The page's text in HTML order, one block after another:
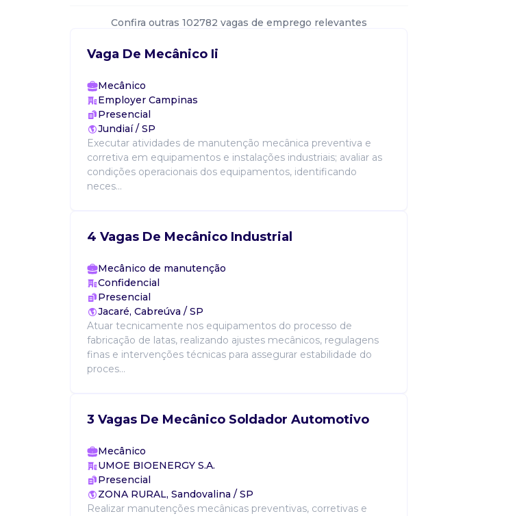
Confira outras 102782 vagas de emprego relevantes
Vaga De Mecânico Ii
Mecânico
Employer Campinas
Presencial
Jundiaí / SP
Executar atividades de manutenção mecânica preventiva e
corretiva em equipamentos e instalações industriais; avaliar as
condições operacionais dos equipamentos, identificando
neces...
4 Vagas De Mecânico Industrial
Mecânico de manutenção
Confidencial
Presencial
Jacaré, Cabreúva / SP
Atuar tecnicamente nos equipamentos do processo de
fabricação de latas, realizando ajustes mecânicos, regulagens
finas e intervenções técnicas para assegurar estabilidade do
proces...
3 Vagas De Mecânico Soldador Automotivo
Mecânico
UMOE BIOENERGY S.A.
Presencial
ZONA RURAL, Sandovalina / SP
Realizar manutenções mecânicas preventivas, corretivas e